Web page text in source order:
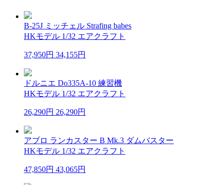
B-25J ミッチェル Strafing babes
HKモデル 1/32 エアクラフト
37,950円 34,155円
ドルニエ Do335A-10 練習機
HKモデル 1/32 エアクラフト
26,290円 26,290円
アブロ ランカスター B Mk.3 ダムバスター
HKモデル 1/32 エアクラフト
47,850円 43,065円